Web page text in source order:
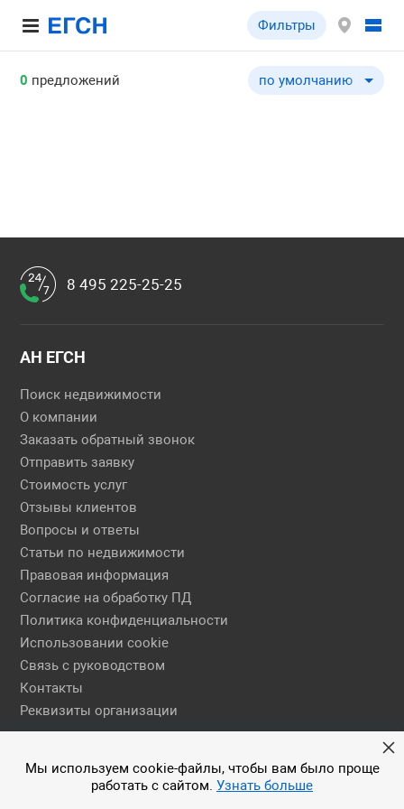
Фильтры
0 предложений по умолчанию
по умолчанию
8 495 225-25-25
АН ЕГСН
Поиск недвижимости
О компании
Заказать обратный звонок
Отправить заявку
Стоимость услуг
Отзывы клиентов
Вопросы и ответы
Статьи по недвижимости
Правовая информация
Согласие на обработку ПД
Политика конфиденциальности
Использовании cookie
Связь с руководством
Контакты
Реквизиты организации
Правовая информация
© 2026 АН ЕГСН
Мы используем cookie-файлы, чтобы вам было проще
работать с сайтом. Узнать больше